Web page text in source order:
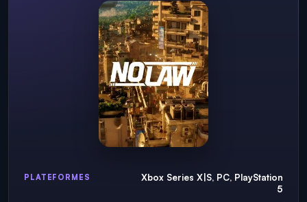
PLATEFORMES
Xbox Series X|S, PC, PlayStation
5